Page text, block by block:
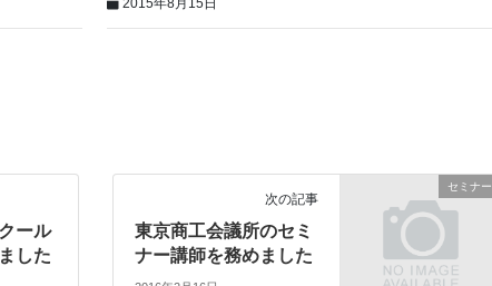
2015年8月15日
ール
した
セミナー
次の記事
東京商工会議所のセミ
ナー講師を務めました